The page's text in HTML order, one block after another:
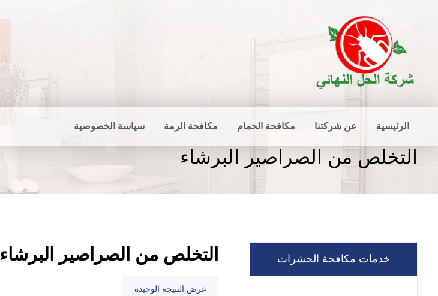
الرئيسية عن شركتنا مكافحة الحمام مكافحة الرمة سياسة الخصوصية
التخلص من الصراصير البرشاء
التخلص من الصراصير البرشاء
عرض النتيجة الوحيدة
خدمات مكافحة الحشرات